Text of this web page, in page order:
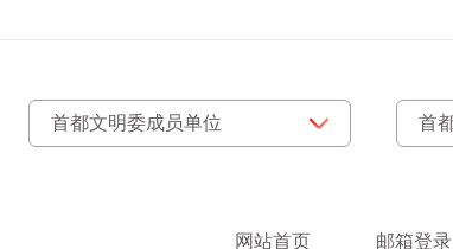
网站首页 邮箱登录